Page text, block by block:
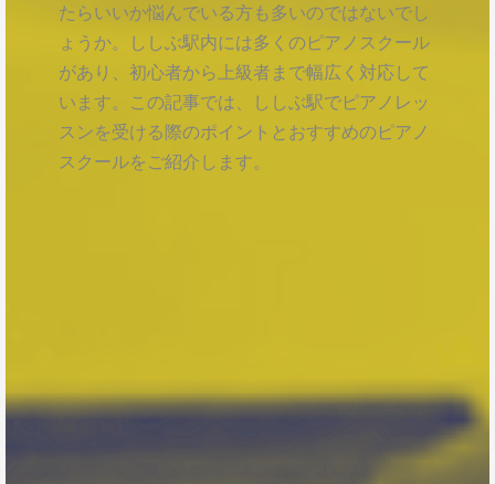
たらいいか悩んでいる方も多いのではないでし
ょうか。ししぶ駅内には多くのピアノスクール
があり、初心者から上級者まで幅広く対応して
います。この記事では、ししぶ駅でピアノレッ
スンを受ける際のポイントとおすすめのピアノ
スクールをご紹介します。